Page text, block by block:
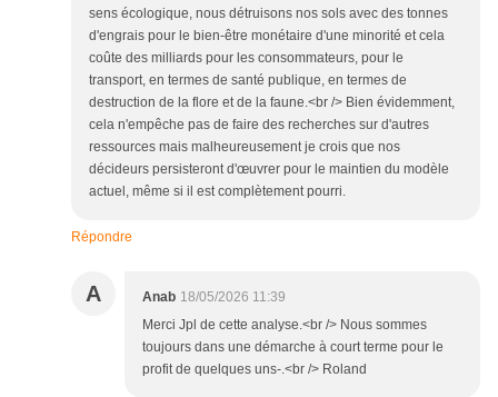
sens écologique, nous détruisons nos sols avec des tonnes
d'engrais pour le bien-être monétaire d'une minorité et cela
coûte des milliards pour les consommateurs, pour le
transport, en termes de santé publique, en termes de
destruction de la flore et de la faune.<br /> Bien évidemment,
cela n'empêche pas de faire des recherches sur d'autres
ressources mais malheureusement je crois que nos
décideurs persisteront d'œuvrer pour le maintien du modèle
actuel, même si il est complètement pourri.
Répondre
A Anab 18/05/2026 11:39
Merci Jpl de cette analyse.<br /> Nous sommes
toujours dans une démarche à court terme pour le
profit de quelques uns-.<br /> Roland